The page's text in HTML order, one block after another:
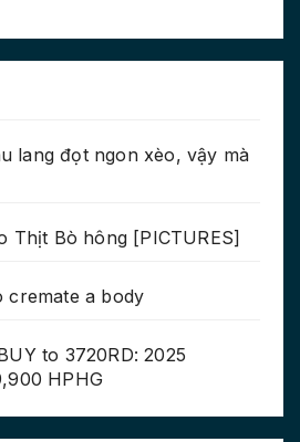
lang đọt ngon xèo, vậy mà
Thịt Bò hông [PICTURES]
cremate a body
to 3720RD: 2025
HPHG